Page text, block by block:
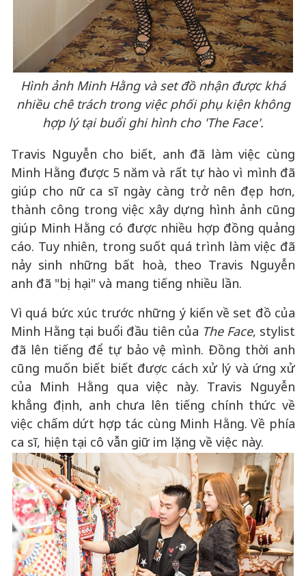
Hình ảnh Minh Hằng và set đồ nhận được khá
nhiều chê trách trong việc phối phụ kiện không
hợp lý tại buổi ghi hình cho 'The Face'.
Travis Nguyễn cho biết, anh đã làm việc cùng
Minh Hằng được 5 năm và rất tự hào vì mình đã
giúp cho nữ ca sĩ ngày càng trở nên đẹp hơn,
thành công trong việc xây dựng hình ảnh cũng
giúp Minh Hằng có được nhiều hợp đồng quảng
cáo. Tuy nhiên, trong suốt quá trình làm việc đã
nảy sinh những bất hoà, theo Travis Nguyễn
anh đã "bị hại" và mang tiếng nhiều lần.
Vì quá bức xúc trước những ý kiến về set đồ của
Minh Hằng tại buổi đầu tiên của The Face, stylist
đã lên tiếng để tự bảo vệ mình. Đồng thời anh
cũng muốn biết biết được cách xử lý và ứng xử
của Minh Hằng qua việc này. Travis Nguyễn
khẳng định, anh chưa lên tiếng chính thức về
việc chấm dứt hợp tác cùng Minh Hằng. Về phía
ca sĩ, hiện tại cô vẫn giữ im lặng về việc này.